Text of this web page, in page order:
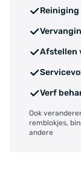
Reiniging
Afstellen
Verf
Ook
remblokjes,
andere